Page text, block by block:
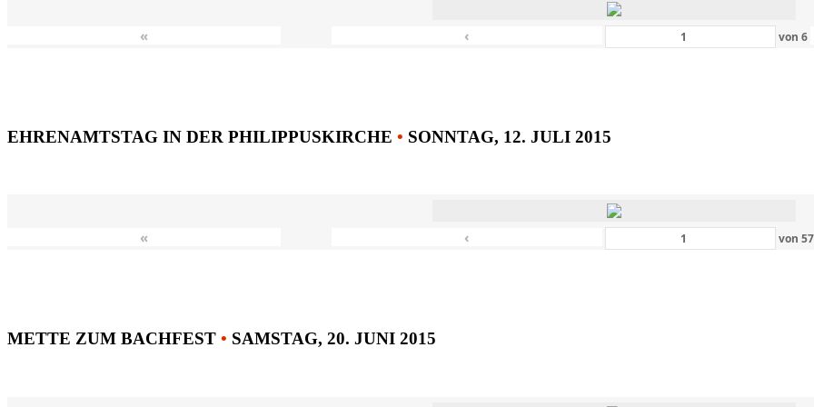
« ‹ von6
EHRENAMTSTAG IN DER PHILIPPUSKIRCHE • SONNTAG, 12. JULI 2015
« ‹ von57
METTE ZUM BACHFEST • SAMSTAG, 20. JUNI 2015